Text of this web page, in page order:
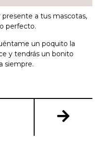
a tus mascotas,
perfecto.
un poquito la
y tendrás un bonito
siempre.